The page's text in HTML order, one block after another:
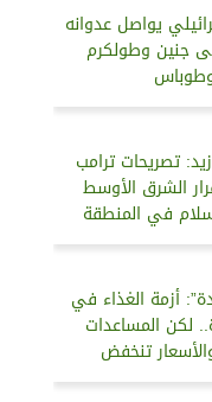
يواصل عدوانه
جنين وطولكرم
تصريحات ترامب
الشرق الأوسط
في المنطقة
أزمة الغذاء في
لكن المساعدات
تنخفض